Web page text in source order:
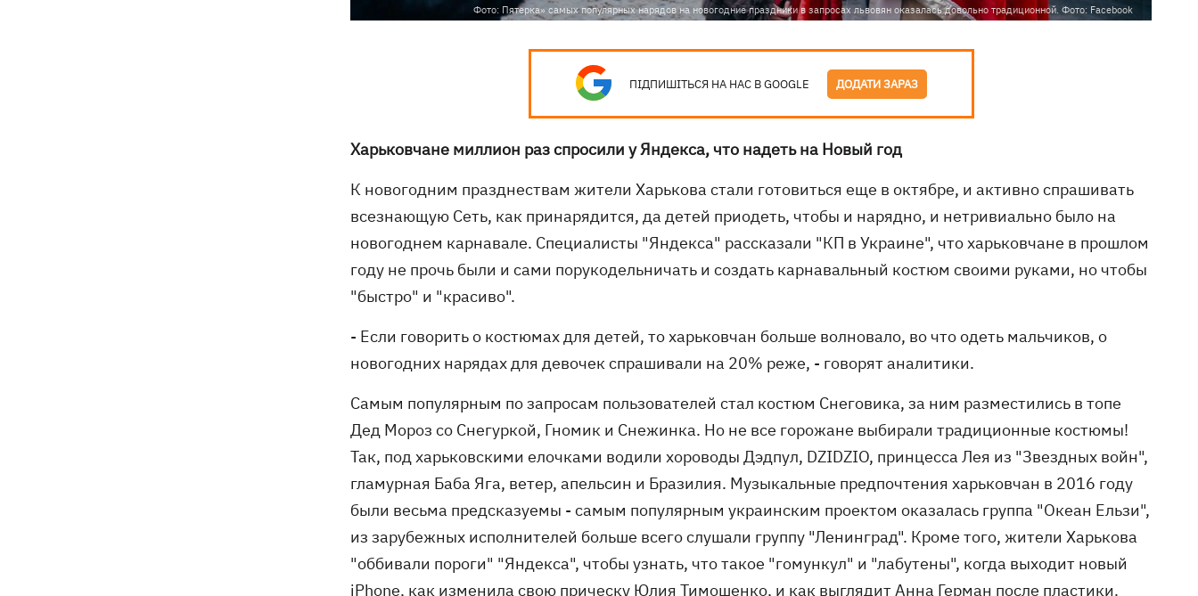
Фото: Пятерка» самых популярных нарядов на новогодние праздники в запросах львовян оказалась довольно традиционной. Фото: Facebook
ПІДПИШІТЬСЯ НА НАС В GOOGLE ДОДАТИ ЗАРАЗ
Харьковчане миллион раз спросили у Яндекса, что надеть на Новый год
К новогодним празднествам жители Харькова стали готовиться еще в октябре, и активно спрашивать
всезнающую Сеть, как принарядится, да детей приодеть, чтобы и нарядно, и нетривиально было на
новогоднем карнавале. Специалисты "Яндекса" рассказали "КП в Украине", что харьковчане в прошлом
году не прочь были и сами порукодельничать и создать карнавальный костюм своими руками, но чтобы
"быстро" и "красиво".
- Если говорить о костюмах для детей, то харьковчан больше волновало, во что одеть мальчиков, о
новогодних нарядах для девочек спрашивали на 20% реже, - говорят аналитики.
Самым популярным по запросам пользователей стал костюм Снеговика, за ним разместились в топе
Дед Мороз со Снегуркой, Гномик и Снежинка. Но не все горожане выбирали традиционные костюмы!
Так, под харьковскими елочками водили хороводы Дэдпул, DZIDZIO, принцесса Лея из "Звездных войн",
гламурная Баба Яга, ветер, апельсин и Бразилия. Музыкальные предпочтения харьковчан в 2016 году
были весьма предсказуемы - самым популярным украинским проектом оказалась группа "Океан Ельзи",
из зарубежных исполнителей больше всего слушали группу "Ленинград". Кроме того, жители Харькова
"оббивали пороги" "Яндекса", чтобы узнать, что такое "гомункул" и "лабутены", когда выходит новый
iPhone, как изменила свою прическу Юлия Тимошенко, и как выглядит Анна Герман после пластики.